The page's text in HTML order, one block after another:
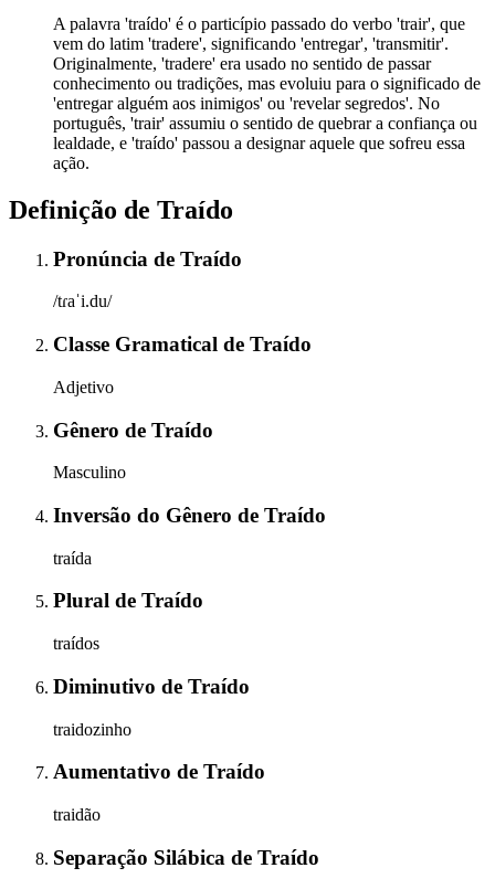
A palavra 'traído' é o particípio passado do verbo 'trair', que
vem do latim 'tradere', significando 'entregar', 'transmitir'.
Originalmente, 'tradere' era usado no sentido de passar
conhecimento ou tradições, mas evoluiu para o significado de
'entregar alguém aos inimigos' ou 'revelar segredos'. No
português, 'trair' assumiu o sentido de quebrar a confiança ou
lealdade, e 'traído' passou a designar aquele que sofreu essa
ação.
Definição de Traído
Pronúncia de Traído
/tɾaˈi.du/
Classe Gramatical de Traído
Adjetivo
Gênero de Traído
Masculino
Inversão do Gênero de Traído
traída
Plural de Traído
traídos
Diminutivo de Traído
traidozinho
Aumentativo de Traído
traidão
Separação Silábica de Traído